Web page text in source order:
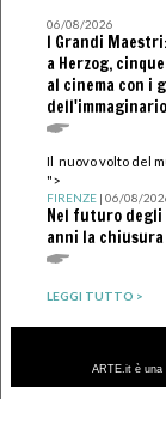
06/08/2026
I Grandi
a Herzog,
al cinema con i
dell'immaginario
Il nuovo volto del
">
FIRENZE| 06/08/
Nel futuro degli
anni la
LEGGI TUTTO >
ARTE.it è una